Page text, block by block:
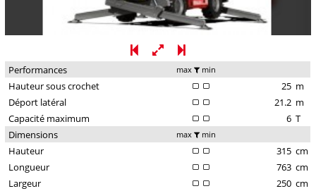
Performances max min
Hauteur sous crochet 25 m
Déport latéral
21.2 m
Capacité maximum
6 T
Dimensions
max min
Hauteur 315 cm
Longueur
763 cm
Largeur
250 cm